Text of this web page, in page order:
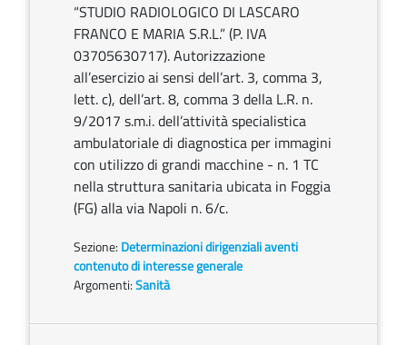
“STUDIO RADIOLOGICO DI LASCARO
FRANCO E MARIA S.R.L.” (P. IVA
03705630717). Autorizzazione
all’esercizio ai sensi dell’art. 3, comma 3,
lett. c), dell’art. 8, comma 3 della L.R. n.
9/2017 s.m.i. dell’attività specialistica
ambulatoriale di diagnostica per immagini
con utilizzo di grandi macchine - n. 1 TC
nella struttura sanitaria ubicata in Foggia
(FG) alla via Napoli n. 6/c.
Sezione: Determinazioni dirigenziali aventi
contenuto di interesse generale
Argomenti:Sanità